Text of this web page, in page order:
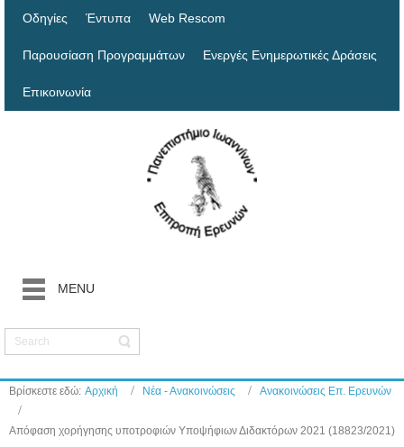
Οδηγίες Έντυπα Web Rescom
Παρουσίαση Προγραμμάτων Ενεργές Ενημερωτικές Δράσεις
Επικοινωνία
MENU
Βρίσκεστε εδώ: Αρχική Νέα - Ανακοινώσεις Ανακοινώσεις Επ. Ερευνών
Απόφαση χορήγησης υποτροφιών Υποψήφιων Διδακτόρων 2021 (18823/2021)